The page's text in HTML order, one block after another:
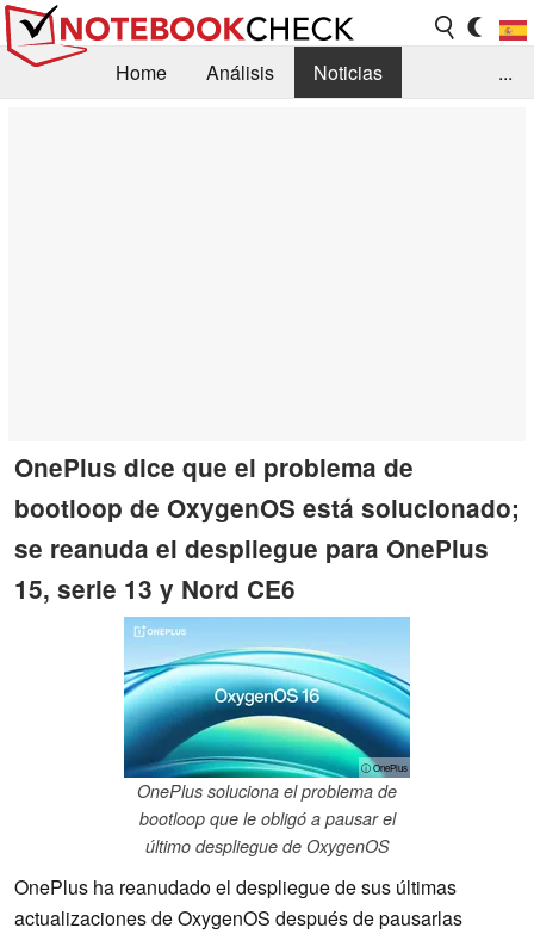
Home Análisis
Noticias
...
OnePlus dice que el problema de
bootloop de OxygenOS está solucionado;
se reanuda el despliegue para OnePlus
15, serie 13 y Nord CE6
ⓘ OnePlus
OnePlus soluciona el problema de
bootloop que le obligó a pausar el
último despliegue de OxygenOS
OnePlus ha reanudado el despliegue de sus últimas
actualizaciones de OxygenOS después de pausarlas